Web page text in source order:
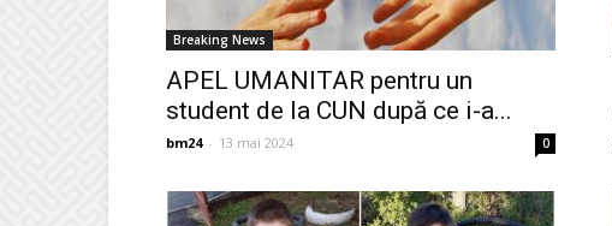
Breaking News
APEL UMANITAR pentru un
student de la CUN după ce i-a...
bm24 - 13 mai 2024 0